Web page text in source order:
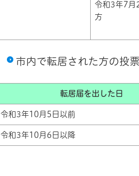
令和3年7月
方
市内で転居された方の投
転居届を出した日
令和3年10月5日以前
令和3年10月6日以降